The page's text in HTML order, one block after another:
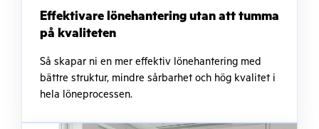
Effektivare lönehantering utan att tumma
på kvaliteten
Så skapar ni en mer effektiv lönehantering med
bättre struktur, mindre sårbarhet och hög kvalitet i
hela löneprocessen.